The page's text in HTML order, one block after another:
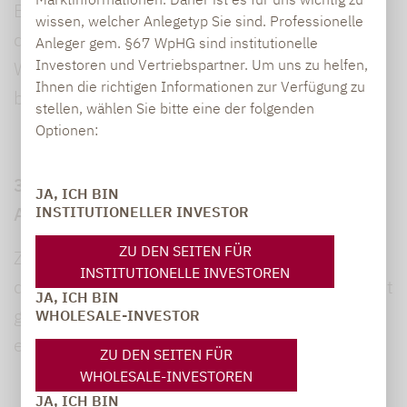
wissen, welcher Anlegetyp Sie sind. Professionelle
Anleger gem. §67 WpHG sind institutionelle
Investoren und Vertriebspartner. Um uns zu helfen,
Ihnen die richtigen Informationen zur Verfügung zu
stellen, wählen Sie bitte eine der folgenden
Optionen:
JA, ICH BIN
INSTITUTIONELLER INVESTOR
ZU DEN SEITEN FÜR
INSTITUTIONELLE INVESTOREN
JA, ICH BIN
WHOLESALE-INVESTOR
ZU DEN SEITEN FÜR
WHOLESALE-INVESTOREN
JA, ICH BIN
Bitte beachten Sie, dass der Widerruf erst für
die Zukunft wirkt. Verarbeitungen, die vor dem
Widerruf erfolgt sind, sind davon nicht
betroffen.
3.4 Aufgrund gesetzlicher Vorgaben (Art. 6
Abs. 1 lit. c DS-GVO i.V.m. § 26 BDSG)
Zudem unterliegen wir als Arbeitgeber
diversen rechtlichen Verpflichtungen, das heißt
gesetzlichen Anforderungen. Verarbeitungen
erfolgen dabei z.B.
zur Erfüllung gesetzlicher Vorschriften